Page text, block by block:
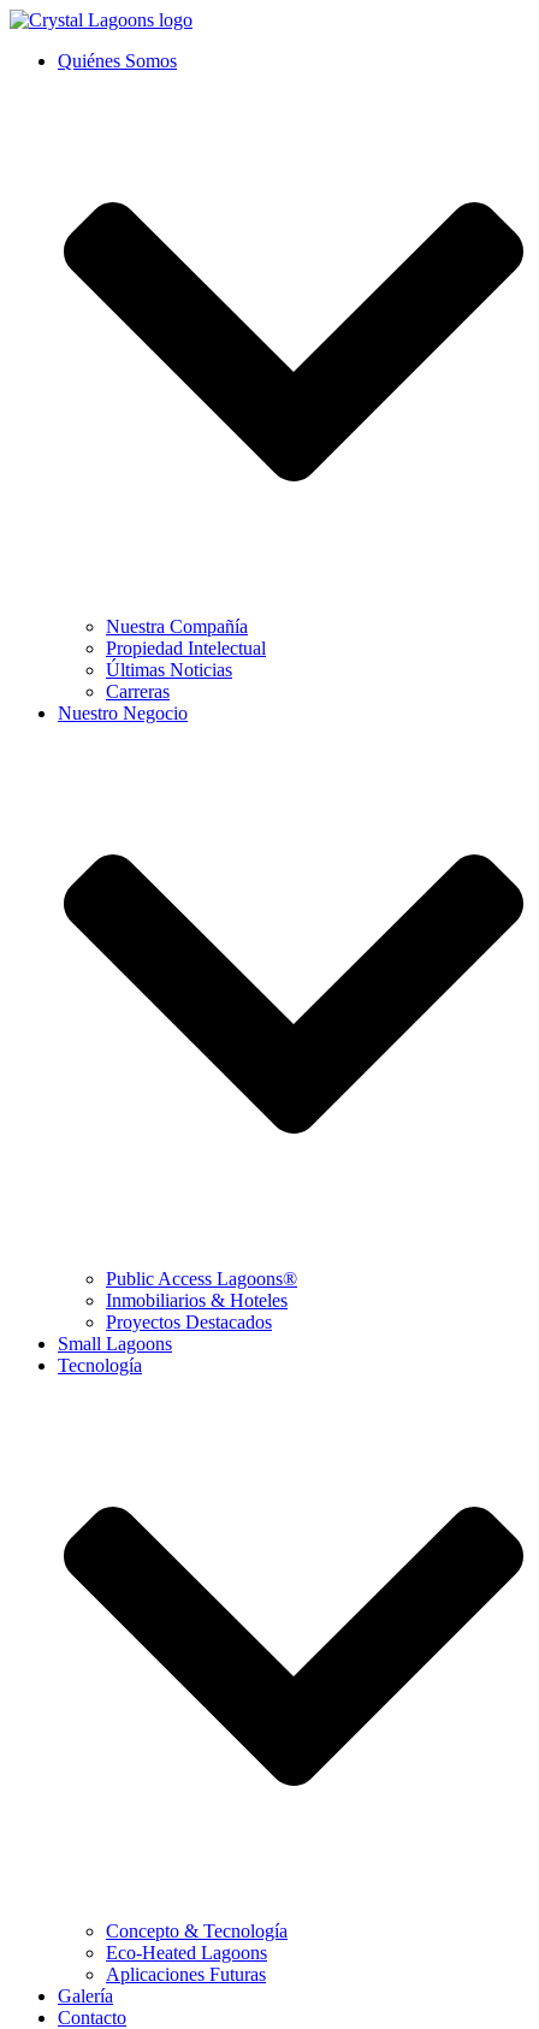
Ir
contenidoQuiénes Somos
Nuestra Compañía
Propiedad Intelectual
Últimas Noticias
Carreras
Nuestro Negocio
Public Access Lagoons®
Inmobiliarios & Hoteles
Proyectos Destacados
Small Lagoons
Tecnología
Concepto & Tecnología
Eco-Heated Lagoons
Aplicaciones Futuras
Galería
Contacto